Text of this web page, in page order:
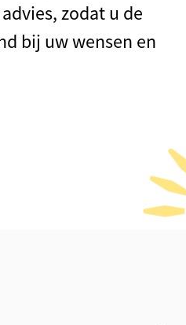
zodat u de
bij uw wensen en